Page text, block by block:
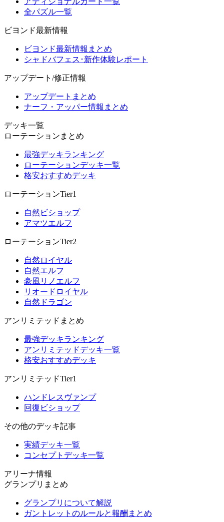
全パズル一覧
ビヨンド最新情報
ビヨンド最新情報まとめ
シャドバフェス･新作体験レポート
アップデート/修正情報
アップデートまとめ
ナーフ・アッパー情報まとめ
デッキ一覧
ローテーションまとめ
最強デッキランキング
ローテーションデッキ一覧
格安おすすめデッキ
ローテーションTier1
自然ビショップ
アマツエルフ
ローテーションTier2
自然ロイヤル
自然エルフ
豪風リノエルフ
リオードロイヤル
自然ドラゴン
アンリミテッドまとめ
最強デッキランキング
アンリミテッドデッキ一覧
格安おすすめデッキ
アンリミテッドTier1
ハンドレスヴァンプ
回復ビショップ
その他のデッキ記事
実績デッキ一覧
コンセプトデッキ一覧
アリーナ情報
グランプリまとめ
グランプリについて解説
ガントレットのルールと報酬まとめ